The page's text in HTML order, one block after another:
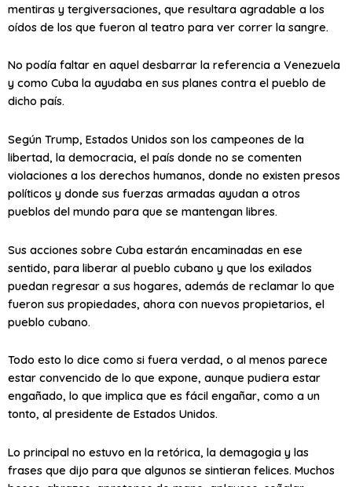
mentiras y tergiversaciones, que resultara agradable a los
oídos de los que fueron al teatro para ver correr la sangre.
No podía faltar en aquel desbarrar la referencia a Venezuela
y como Cuba la ayudaba en sus planes contra el pueblo de
dicho país.
Según Trump, Estados Unidos son los campeones de la
libertad, la democracia, el país donde no se comenten
violaciones a los derechos humanos, donde no existen presos
políticos y donde sus fuerzas armadas ayudan a otros
pueblos del mundo para que se mantengan libres.
Sus acciones sobre Cuba estarán encaminadas en ese
sentido, para liberar al pueblo cubano y que los exilados
puedan regresar a sus hogares, además de reclamar lo que
fueron sus propiedades, ahora con nuevos propietarios, el
pueblo cubano.
Todo esto lo dice como si fuera verdad, o al menos parece
estar convencido de lo que expone, aunque pudiera estar
engañado, lo que implica que es fácil engañar, como a un
tonto, al presidente de Estados Unidos.
Lo principal no estuvo en la retórica, la demagogia y las
frases que dijo para que algunos se sintieran felices. Muchos